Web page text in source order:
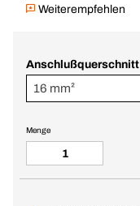
Weiterempfehlen
Anschlußquerschnitt
16 mm²
Menge